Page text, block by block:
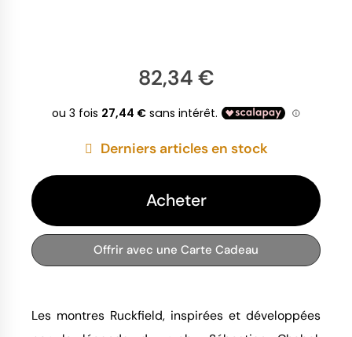
82,34 €
Derniers articles en stock
Acheter
Offrir avec une Carte Cadeau
Les montres Ruckfield, inspirées et développées